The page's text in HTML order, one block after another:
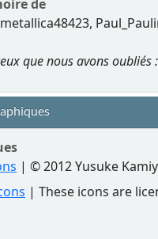
de
que nous avons oubliés
| © 2012 Yusuke
| These icons are